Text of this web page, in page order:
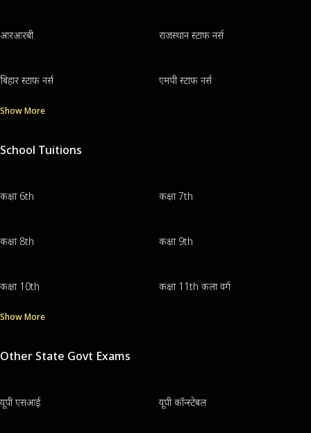
आरआरबी राजस्थान स्टाफ नर्स
बिहार स्टाफ नर्स एमपी स्टाफ नर्स
Show More
School Tuitions
कक्षा 6th कक्षा 7th
कक्षा 8th कक्षा 9th
कक्षा 10th कक्षा 11th कला वर्ग
Show More
Other State Govt Exams
यूपी एसआई यूपी कॉन्स्टेबल